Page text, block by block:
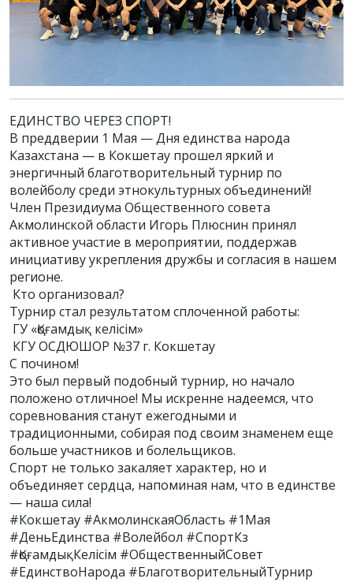
ЕДИНСТВО ЧЕРЕЗ СПОРТ!
В преддверии 1 Мая — Дня единства народа
Казахстана — в Кокшетау прошел яркий и
энергичный благотворительный турнир по
волейболу среди этнокультурных объединений!
Член Президиума Общественного совета
Акмолинской области Игорь Плюснин принял
активное участие в мероприятии, поддержав
инициативу укрепления дружбы и согласия в нашем
регионе.
Кто организовал?
Турнир стал результатом сплоченной работы:
ГУ «Қоғамдық келісім»
КГУ ОСДЮШОР №37 г. Кокшетау
С почином!
Это был первый подобный турнир, но начало
положено отличное! Мы искренне надеемся, что
соревнования станут ежегодными и
традиционными, собирая под своим знаменем еще
больше участников и болельщиков.
Спорт не только закаляет характер, но и
объединяет сердца, напоминая нам, что в единстве
— наша сила!
#Кокшетау #АкмолинскаяОбласть #1Мая
#ДеньЕдинства #Волейбол #СпортКз
#ҚоғамдықКелісім #ОбщественныйСовет
#ЕдинствоНарода #БлаготворительныйТурнир